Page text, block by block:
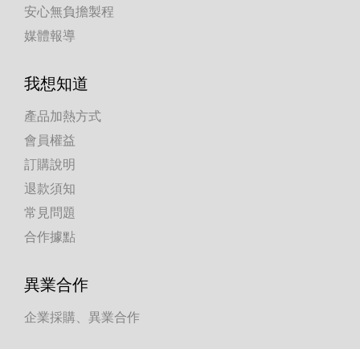
安心無負擔製程
媒體報導
我想知道
產品加熱方式
會員權益
訂購說明
退款須知
常見問題
合作據點
異業合作
企業採購、異業合作